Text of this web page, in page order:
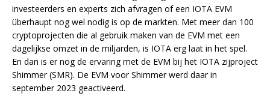
investeerders en experts zich afvragen of een IOTA EVM
überhaupt nog wel nodig is op de markten. Met meer dan 100
cryptoprojecten die al gebruik maken van de EVM met een
dagelijkse omzet in de miljarden, is IOTA erg laat in het spel.
En dan is er nog de ervaring met de EVM bij het IOTA zijproject
Shimmer (SMR). De EVM voor Shimmer werd daar in
september 2023 geactiveerd.